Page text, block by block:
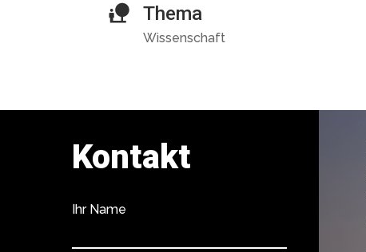
Thema
Wissenschaft
Kontakt
Ihr Name